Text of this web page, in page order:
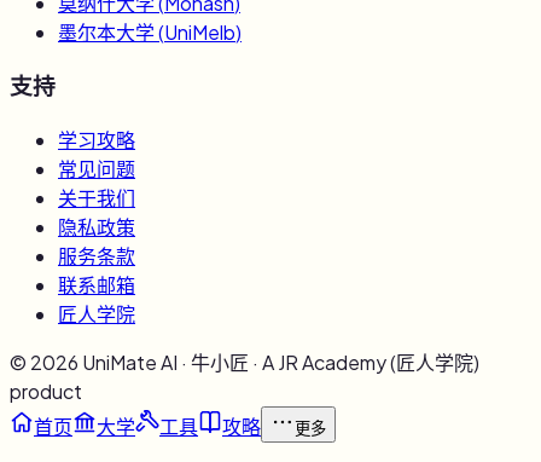
墨尔本大学(UniMelb)
支持
学习攻略
常见问题
关于我们
隐私政策
服务条款
联系邮箱
匠人学院
© 2026 UniMate AI · 牛小匠 · A JR Academy (匠人学院)
product
首页
大学 工具 攻略 更多